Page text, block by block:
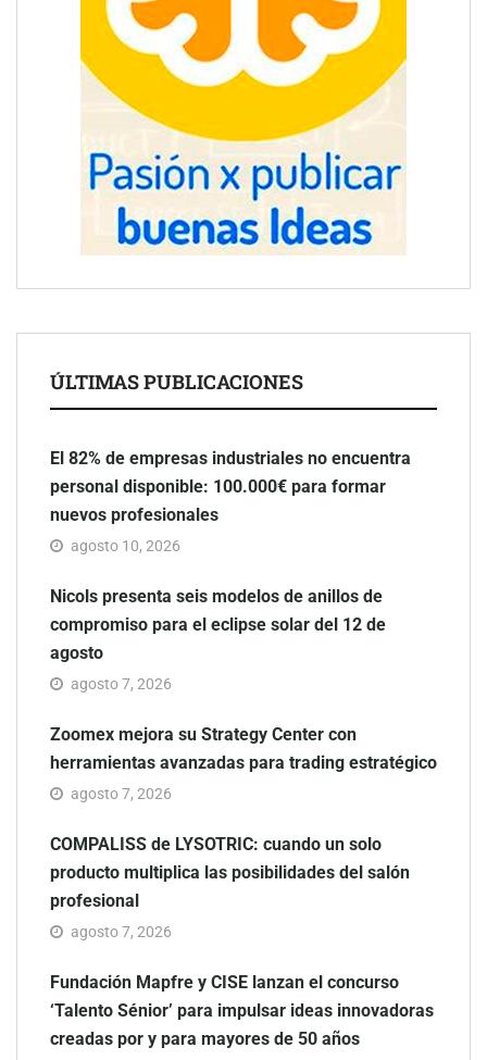
ÚLTIMAS PUBLICACIONES
El 82% de empresas industriales no encuentra
personal disponible: 100.000€ para formar
nuevos profesionales
agosto 10, 2026
Nicols presenta seis modelos de anillos de
compromiso para el eclipse solar del 12 de
agosto
agosto 7, 2026
Zoomex mejora su Strategy Center con
herramientas avanzadas para trading estratégico
agosto 7, 2026
COMPALISS de LYSOTRIC: cuando un solo
producto multiplica las posibilidades del salón
profesional
agosto 7, 2026
Fundación Mapfre y CISE lanzan el concurso
‘Talento Sénior’ para impulsar ideas innovadoras
creadas por y para mayores de 50 años